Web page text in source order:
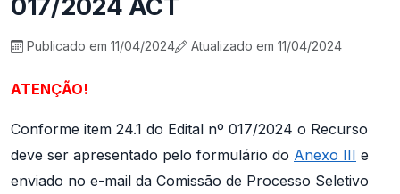
017/2024 ACT
Publicado em 11/04/2024 Atualizado em 11/04/2024
ATENÇÃO!
Conforme item 24.1 do Edital nº 017/2024 o Recurso
deve ser apresentado pelo formulário do Anexo III e
enviado no e-mail da Comissão de Processo Seletivo